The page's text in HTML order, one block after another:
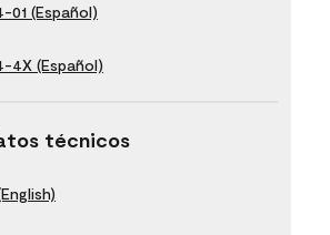
01 (Español)
4X (Español)
técnicos